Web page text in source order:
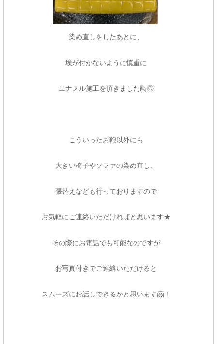
染め直しをしたあとに、
埃が付かないように慎重に
エナメル施工を頂きました🙋◎
こういったお鞄以外にも
大きい椅子やソファの染め直し、
張替えなども行っておりますので
お気軽にご連絡いただければと思います★
その際にお電話でも可能なのですが
お写真付きでご連絡いただけると
スムーズにお話しできるかと思います🤗！